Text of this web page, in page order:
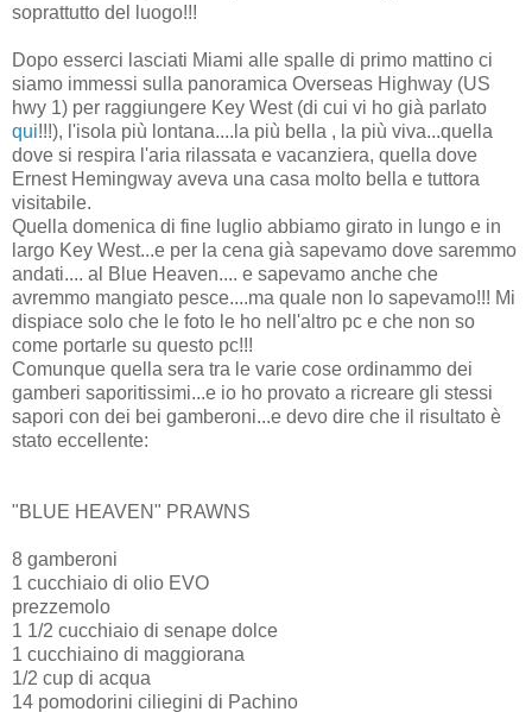
soprattutto del luogo!!!
Dopo esserci lasciati Miami alle spalle di primo mattino ci
siamo immessi sulla panoramica Overseas Highway (US
hwy 1) per raggiungere Key West (di cui vi ho già parlato
qui!!!), l'isola più lontana....la più bella , la più viva...quella
dove si respira l'aria rilassata e vacanziera, quella dove
Ernest Hemingway aveva una casa molto bella e tuttora
visitabile.
Quella domenica di fine luglio abbiamo girato in lungo e in
largo Key West...e per la cena già sapevamo dove saremmo
andati.... al Blue Heaven.... e sapevamo anche che
avremmo mangiato pesce....ma quale non lo sapevamo!!! Mi
dispiace solo che le foto le ho nell'altro pc e che non so
come portarle su questo pc!!!
Comunque quella sera tra le varie cose ordinammo dei
gamberi saporitissimi...e io ho provato a ricreare gli stessi
sapori con dei bei gamberoni...e devo dire che il risultato è
stato eccellente:
"BLUE HEAVEN" PRAWNS
8 gamberoni
1 cucchiaio di olio EVO
prezzemolo
1 1/2 cucchiaio di senape dolce
1 cucchiaino di maggiorana
1/2 cup di acqua
14 pomodorini ciliegini di Pachino